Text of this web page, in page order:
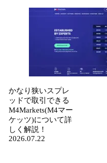
かなり狭いスプレ
ッドで取引できる
M4Markets(M4マー
ケッツ)について詳
しく解説！
2026.07.22